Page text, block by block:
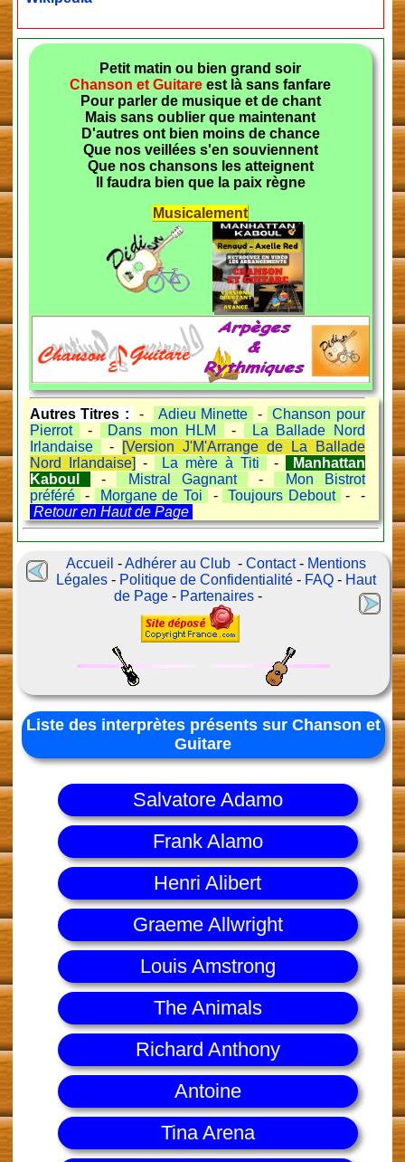
Petit matin ou bien grand soir
Chanson et Guitare est là sans fanfare
Pour parler de musique et de chant
Mais sans oublier que maintenant
D'autres ont bien moins de chance
Que nos veillées s'en souviennent
Que nos chansons les atteignent
Il faudra bien que la paix règne
Musicalement
Autres Titres : - Adieu Minette -
Chanson pour
Pierrot
- Dans mon HLM -
La Ballade Nord
Irlandaise
-
[Version J'M'Arrange de La Ballade
Nord Irlandaise] - La mère à Titi -
Manhattan
Kaboul
- Mistral Gagnant -
Mon Bistrot
préféré
- Morgane de Toi - Toujours Debout - -
Retour en Haut de Page
Accueil -Adhérer au Club -Contact- Mentions
Légales - Politique de Confidentialité - FAQ - Haut
de Page - Partenaires -
Liste des interprètes présents sur Chanson et
Guitare
Salvatore Adamo
Frank Alamo
Henri Alibert
Graeme Allwright
Louis Amstrong
The Animals
Richard Anthony
Antoine
Tina Arena